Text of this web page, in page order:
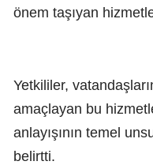
önem taşıyan
Yetkililer,
amaçlayan bu
anlayışının temel
belirtti.